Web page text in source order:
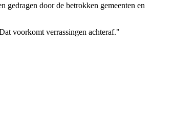
door de betrokken gemeenten en
voorkomt verrassingen achteraf."